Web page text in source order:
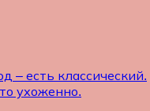
– есть классический.
ухоженно.